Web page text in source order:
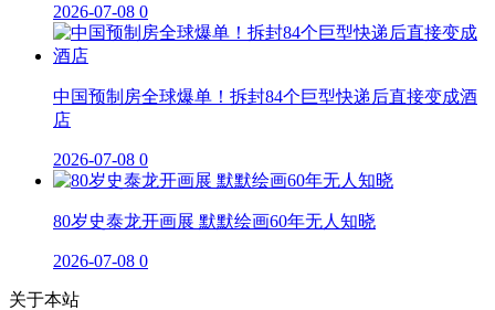
2026-07-08 0
中国预制房全球爆单！拆封84个巨型快递后直接变成酒
店
2026-07-08 0
80岁史泰龙开画展 默默绘画60年无人知晓
2026-07-08 0
关于本站